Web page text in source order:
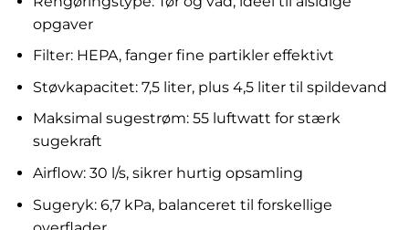
opgaver
Filter: HEPA, fanger fine partikler effektivt
Støvkapacitet: 7,5 liter, plus 4,5 liter til spildevand
Maksimal sugestrøm: 55 luftwatt for stærk
sugekraft
Airflow: 30 l/s, sikrer hurtig opsamling
Sugeryk: 6,7 kPa, balanceret til forskellige